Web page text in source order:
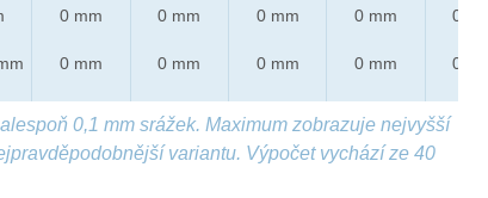
0 mm
0 mm
0 mm
0 mm
0 mm
0 mm
0 mm
0 mm
0 mm
0 mm
0,1 mm srážek. Maximum zobrazuje nejvyšší
variantu. Výpočet vychází ze 40